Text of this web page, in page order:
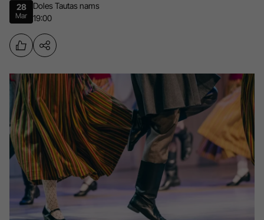
Pašvaldības
Izglītība
Veselība
Ģimene
Vide
Sports
Drošība
Izklaide
Sarunas
Pasākumi
Pierīga Projekti
Mediju atbalsta fonds
28
Mar
Doles Tautas nams
19:00